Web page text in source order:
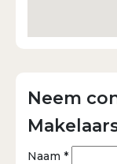
Neem
Naam *